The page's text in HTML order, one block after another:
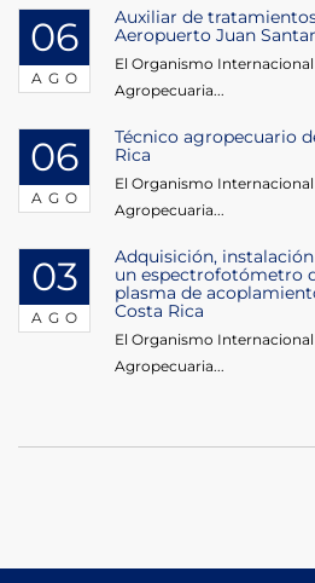
06
AGO
Auxiliar de
Aeropuerto Juan
El Organismo
Agropecuaria...
06
AGO
Técnico agropecuario
Rica
El Organismo
Agropecuaria...
03
AGO
Adquisición,
un espectrofotómetro
plasma de
Costa Rica
El Organismo
Agropecuaria...